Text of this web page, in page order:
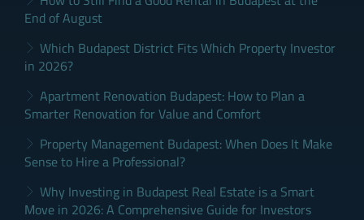
End of August
Which Budapest District Fits Which Property Investor
in 2026?
Apartment Renovation Budapest: How to Plan a
Smarter Renovation for Value and Comfort
Property Management Budapest: When Does It Make
Sense to Hire a Professional?
Why Investing in Budapest Real Estate is a Smart
Move in 2026: A Comprehensive Guide for Investors